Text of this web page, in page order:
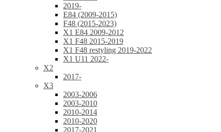
2019-
E84 (2009-2015)
F48 (2015-2023)
X1 E84 2009-2012
X1 F48 2015-2019
X1 F48 restyling 2019-2022
X1 U11 2022-
X2
2017-
X3
2003-2006
2003-2010
2010-2014
2010-2020
2017-2021